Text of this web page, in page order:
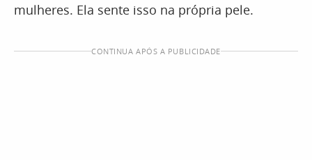
mulheres. Ela sente isso na própria pele.
CONTINUA APÓS A PUBLICIDADE